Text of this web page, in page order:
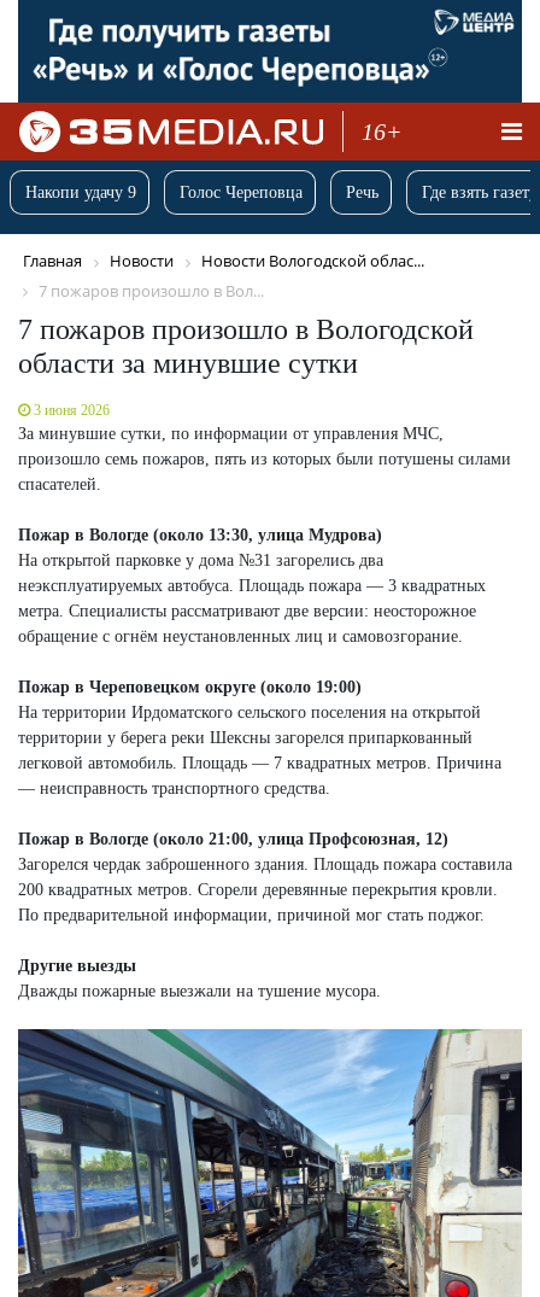
16+
Накопи удачу 9 Голос Череповца Речь Где взять
Главная Новости
Новости Вологодской облас...
7 пожаров произошло в Вол...
7 пожаров произошло в Вологодской
области за минувшие сутки
3 июня 2026
За минувшие сутки, по информации от управления МЧС,
произошло семь пожаров, пять из которых были потушены силами
спасателей.
Пожар в Вологде (около 13:30, улица Мудрова)
На открытой парковке у дома №31 загорелись два
неэксплуатируемых автобуса. Площадь пожара — 3 квадратных
метра. Специалисты рассматривают две версии: неосторожное
обращение с огнём неустановленных лиц и самовозгорание.
Пожар в Череповецком округе (около 19:00)
На территории Ирдоматского сельского поселения на открытой
территории у берега реки Шексны загорелся припаркованный
легковой автомобиль. Площадь — 7 квадратных метров. Причина
— неисправность транспортного средства.
Пожар в Вологде (около 21:00, улица Профсоюзная, 12)
Загорелся чердак заброшенного здания. Площадь пожара составила
200 квадратных метров. Сгорели деревянные перекрытия кровли.
По предварительной информации, причиной мог стать поджог.
Другие выезды
Дважды пожарные выезжали на тушение мусора.